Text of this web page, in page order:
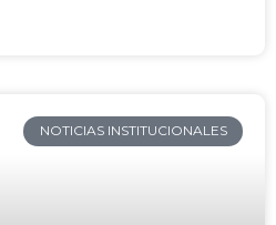
NOTICIAS INSTITUCIONALES